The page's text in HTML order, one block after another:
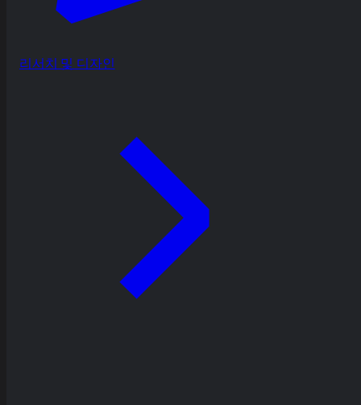
리서치 및 디자인